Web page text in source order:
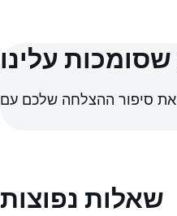
עלינו
שאלות נפוצות